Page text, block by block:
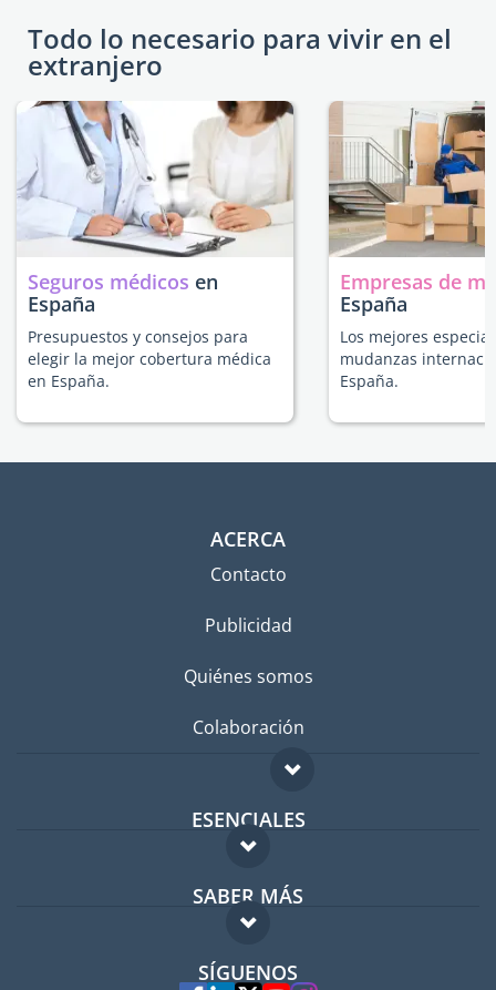
Todo lo necesario para vivir en el
extranjero
Seguros médicos en
España
Presupuestos y consejos para
elegir la mejor cobertura médica
en España.
Empresas de
España
Los mejores
mudanzas
España.
ACERCA
Contacto
Publicidad
Quiénes somos
Colaboración
ESENCIALES
Foro para expatriados
Guía para expatriados
Trabajos en el extranjero
SABER MÁS
FAQ
Expertos
SÍGUENOS